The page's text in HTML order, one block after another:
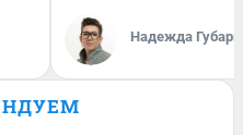
Надежда Губарь